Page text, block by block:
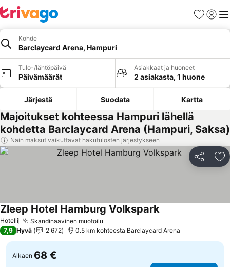
Suosikit
Kohde
Barclaycard Arena, Hampuri
Tulo-/lähtöpäivä
Päivämäärät
Asiakkaat ja huoneet
2 asiakasta, 1 huone
Järjestä Suodata Kartta
Majoitukset kohteessa Hampuri lähellä
kohdetta Barclaycard Arena (Hampuri, Saksa)
Näin maksut vaikuttavat hakutulosten järjestykseen
Jaa
Hotelli Skandinaavinen muotoilu
Zleep Hotel Hamburg VolksparkKatso hinnat
7,9 Hyvä 2 672 0.5 km kohteesta Barclaycard Arena
Alkaen 68 €